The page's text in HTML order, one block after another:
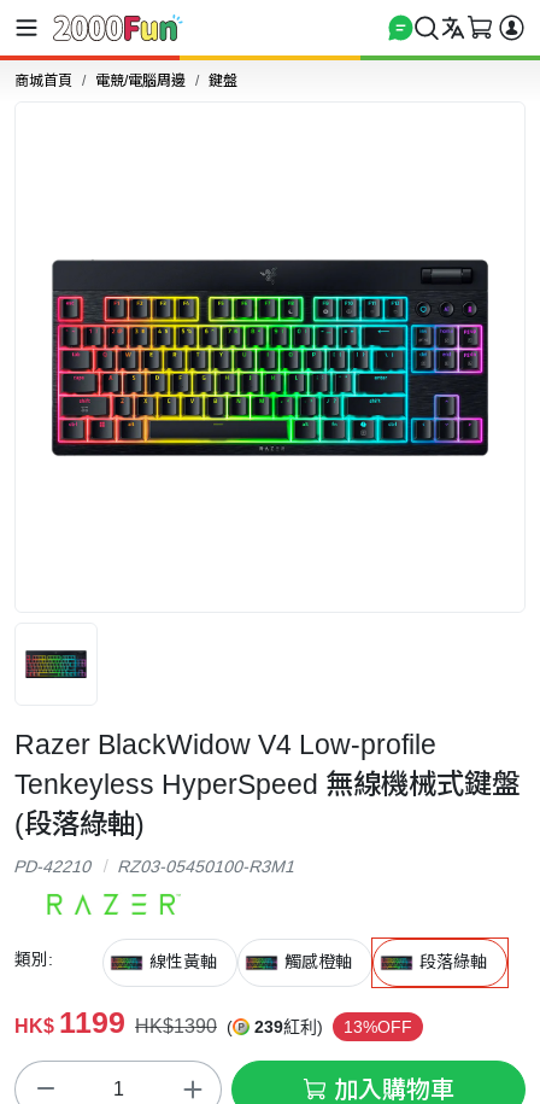
商城首頁 電競/電腦周邊 鍵盤
Razer BlackWidow V4 Low-profile
Tenkeyless HyperSpeed 無線機械式鍵盤
(段落綠軸)
PD-42210 RZ03-05450100-R3M1
類別: 線性黃軸 觸感橙軸 段落綠軸
HK$ 1199 HK$1390 ( 239紅利) 13%OFF
加入購物車